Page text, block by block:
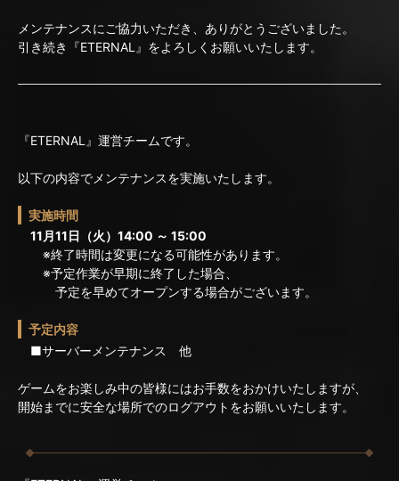
メンテナンスにご協力いただき、ありがとうございました。
引き続き『ETERNAL』をよろしくお願いいたします。
『ETERNAL』運営チームです。
以下の内容でメンテナンスを実施いたします。
実施時間
11月11日（火）14:00 ～ 15:00
※終了時間は変更になる可能性があります。
※予定作業が早期に終了した場合、
予定を早めてオープンする場合がございます。
予定内容
■サーバーメンテナンス 他
ゲームをお楽しみ中の皆様にはお手数をおかけいたしますが、
開始までに安全な場所でのログアウトをお願いいたします。